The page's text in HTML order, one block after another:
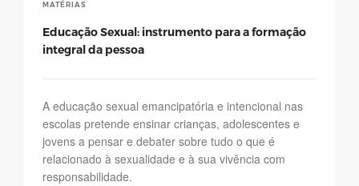
MATÉRIAS
Educação Sexual: instrumento para a formação
integral da pessoa
A educação sexual emancipatória e intencional nas
escolas pretende ensinar crianças, adolescentes e
jovens a pensar e debater sobre tudo o que é
relacionado à sexualidade e à sua vivência com
responsabilidade.